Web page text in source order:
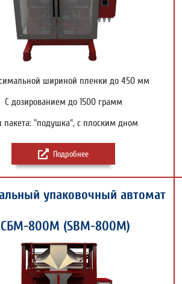
шириной пленки до 450 мм
С дозированием до 1500 грамм
пакета: "подушка", с плоским дном
Подробнее
упаковочный автомат
СБМ-800М (SBM-800M)